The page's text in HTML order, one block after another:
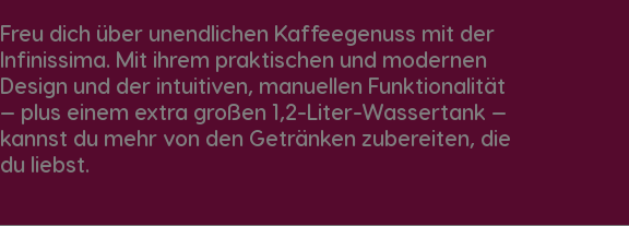
Freu dich über unendlichen Kaffeegenuss mit der
Infinissima. Mit ihrem praktischen und modernen
Design und der intuitiven, manuellen Funktionalität
— plus einem extra großen 1,2-Liter-Wassertank —
kannst du mehr von den Getränken zubereiten, die
du liebst.